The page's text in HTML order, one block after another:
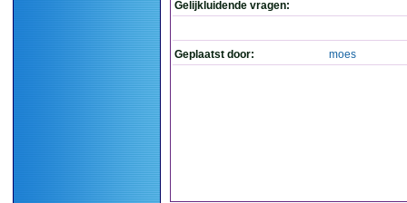
Gelijkluidende vragen:
Geplaatst door: moes